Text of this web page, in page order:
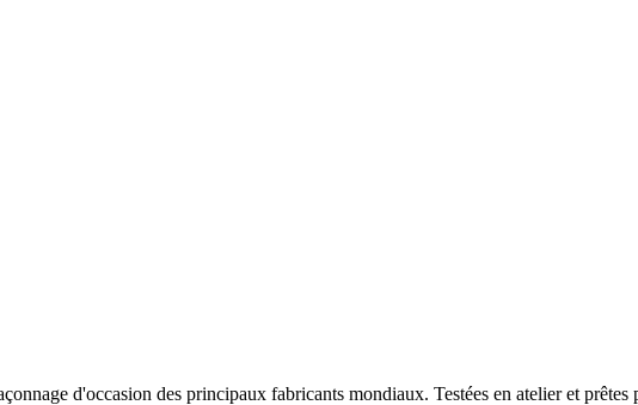
d'occasion des principaux fabricants mondiaux. Testées en atelier et